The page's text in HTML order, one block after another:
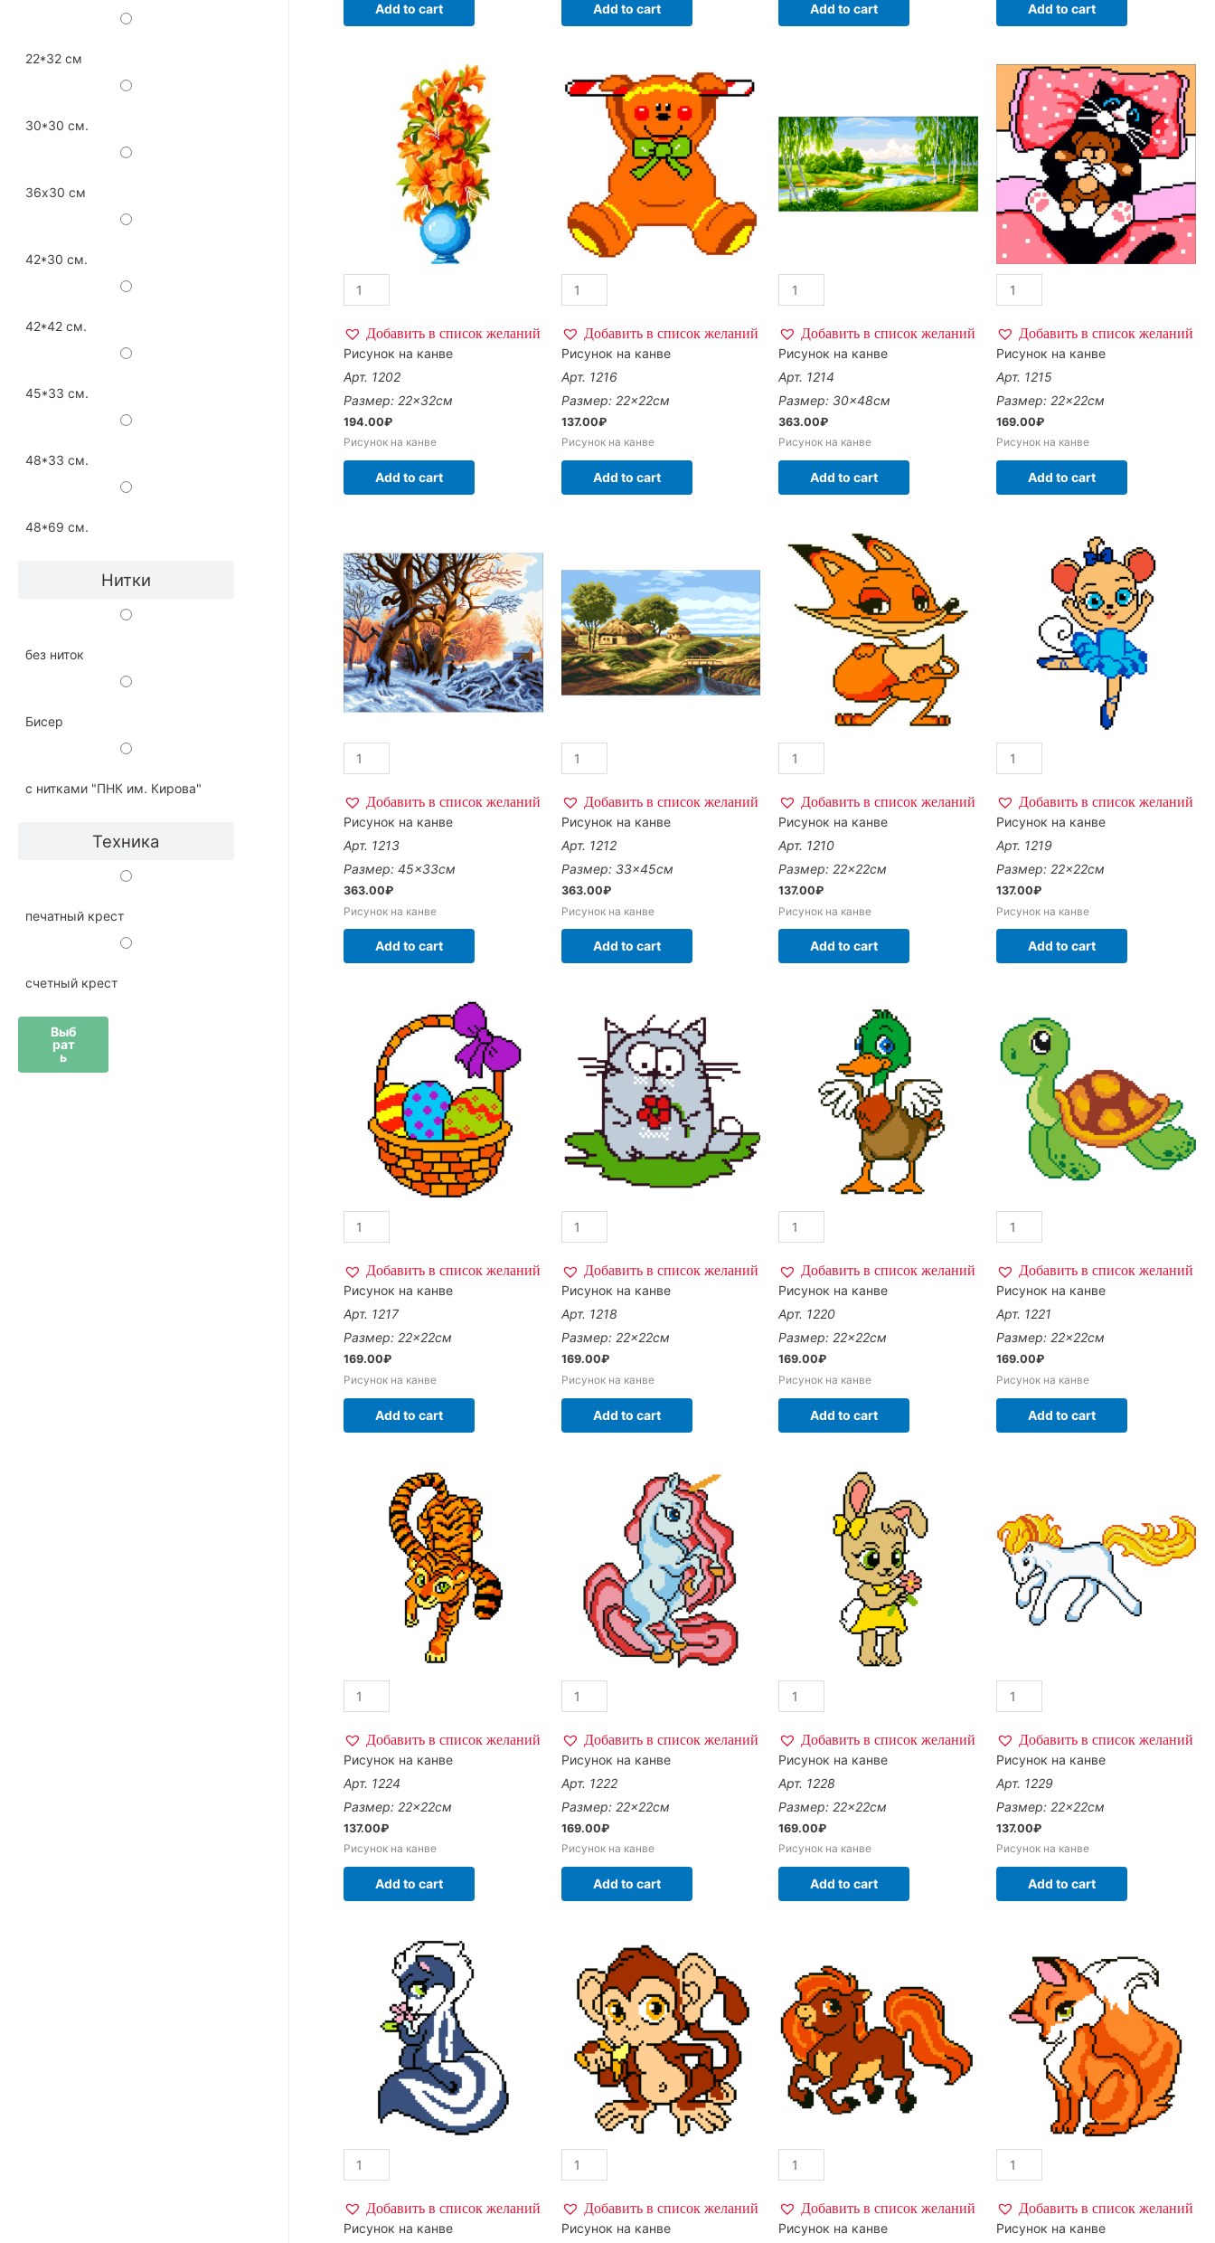
22*32 см
30*30 см.
36х30 см
42*30 см.
42*42 см.
45*33 см.
48*33 см.
48*69 см.
Нитки
без ниток
Бисер
с нитками "ПНК им. Кирова"
Техника
печатный крест
счетный крест
Выб
рат
ь
Add to cart Add to cart Add to cart Add to cart
Добавить в список желаний
Рисунок на канве
Арт. 1202
Размер: 22×32см
194.00₽
Рисунок на канве
Add to cart
Добавить в список желаний
Рисунок на канве
Арт. 1216
Размер: 22×22см
137.00₽
Рисунок на канве
Add to cart
Добавить в список желаний
Рисунок на канве
Арт. 1214
Размер: 30×48см
363.00₽
Рисунок на канве
Add to cart
Добавить в список желаний
Рисунок на канве
Арт. 1215
Размер: 22×22см
169.00₽
Рисунок на канве
Add to cart
Добавить в список желаний
Рисунок на канве
Арт. 1213
Размер: 45×33см
363.00₽
Рисунок на канве
Add to cart
Добавить в список желаний
Рисунок на канве
Арт. 1212
Размер: 33×45см
363.00₽
Рисунок на канве
Add to cart
Добавить в список желаний
Рисунок на канве
Арт. 1210
Размер: 22×22см
137.00₽
Рисунок на канве
Add to cart
Добавить в список желаний
Рисунок на канве
Арт. 1219
Размер: 22×22см
137.00₽
Рисунок на канве
Add to cart
Добавить в список желаний
Рисунок на канве
Арт. 1217
Размер: 22×22см
169.00₽
Рисунок на канве
Add to cart
Добавить в список желаний
Рисунок на канве
Арт. 1218
Размер: 22×22см
169.00₽
Рисунок на канве
Add to cart
Добавить в список желаний
Рисунок на канве
Арт. 1220
Размер: 22×22см
169.00₽
Рисунок на канве
Add to cart
Добавить в список желаний
Рисунок на канве
Арт. 1221
Размер: 22×22см
169.00₽
Рисунок на канве
Add to cart
Добавить в список желаний
Рисунок на канве
Арт. 1224
Размер: 22×22см
137.00₽
Рисунок на канве
Add to cart
Добавить в список желаний
Рисунок на канве
Арт. 1222
Размер: 22×22см
169.00₽
Рисунок на канве
Add to cart
Добавить в список желаний
Рисунок на канве
Арт. 1228
Размер: 22×22см
169.00₽
Рисунок на канве
Add to cart
Добавить в список желаний
Рисунок на канве
Арт. 1229
Размер: 22×22см
137.00₽
Рисунок на канве
Add to cart
Добавить в список желаний
Рисунок на канве
Добавить в список желаний
Рисунок на канве
Добавить в список желаний
Рисунок на канве
Добавить в список желаний
Рисунок на канве